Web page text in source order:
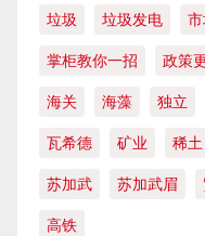
垃圾 垃圾发电
掌柜教你一招 政策
海关 海藻 独立
瓦希德 矿业 稀土
苏加武 苏加武眉
高铁